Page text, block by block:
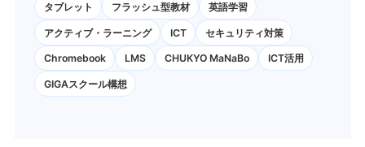
タブレット フラッシュ型教材 英語学習
アクティブ・ラーニング ICT セキュリティ対策
Chromebook LMS CHUKYO MaNaBo ICT活用
GIGAスクール構想